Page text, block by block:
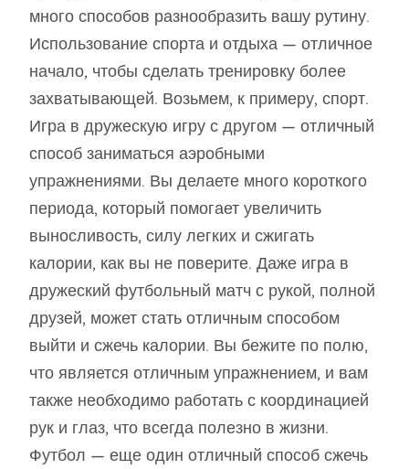
много способов разнообразить вашу рутину.
Использование спорта и отдыха — отличное
начало, чтобы сделать тренировку более
захватывающей. Возьмем, к примеру, спорт.
Игра в дружескую игру с другом — отличный
способ заниматься аэробными
упражнениями. Вы делаете много короткого
периода, который помогает увеличить
выносливость, силу легких и сжигать
калории, как вы не поверите. Даже игра в
дружеский футбольный матч с рукой, полной
друзей, может стать отличным способом
выйти и сжечь калории. Вы бежите по полю,
что является отличным упражнением, и вам
также необходимо работать с координацией
рук и глаз, что всегда полезно в жизни.
Футбол — еще один отличный способ сжечь